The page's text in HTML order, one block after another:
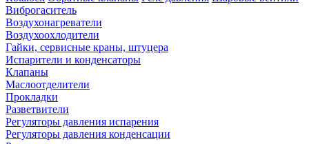
Виброгаситель
Воздухонагреватели
Воздухоохлодители
Гайки, сервисные краны, штуцера
Испарители и конденсаторы
Клапаны
Маслоотделители
Прокладки
Разветвители
Регуляторы давления испарения
Регуляторы давления конденсации